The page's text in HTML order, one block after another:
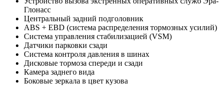
Глонасс
Центральный задний подголовник
ABS + EBD (система распределения тормозных усилий)
Система управления стабилизацией (VSM)
Датчики парковки сзади
Система контроля давления в шинах
Дисковые тормоза спереди и сзади
Камера заднего вида
Боковые зеркала в цвет кузова